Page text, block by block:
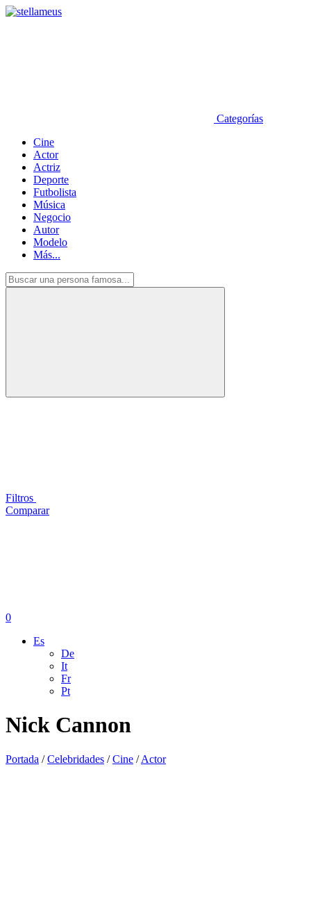
Categorías
Cine
Actor
Actriz
Deporte
Futbolista
Música
Negocio
Autor
Modelo
Más...
Filtros
Comparar
0
Es
De
It
Fr
Pt
Nick Cannon
Portada /Celebridades /Cine /Actor